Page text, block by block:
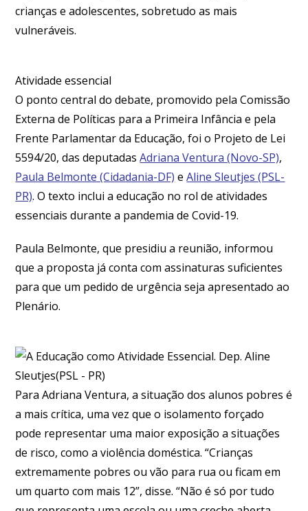
crianças e adolescentes, sobretudo as mais
vulneráveis.
Atividade essencial
O ponto central do debate, promovido pelaComissão
Externa de Políticas para a Primeira Infância e pela
Frente Parlamentarda Educação, foi o Projeto de Lei
5594/20, das deputadasAdriana Ventura (Novo-SP),
Paula Belmonte (Cidadania-DF) eAline Sleutjes (PSL-
PR). O texto inclui a educação no rol de atividades
essenciais durante a pandemia de Covid-19.
Paula Belmonte, que presidiu a reunião, informou
que a proposta já conta com assinaturas suficientes
para que um pedido de urgência seja apresentado ao
Plenário.
Para Adriana Ventura, a situação dos alunos pobres é
a mais crítica, uma vez que o isolamento forçado
pode representar uma maior exposição a situações
de risco, como a violência doméstica. “Crianças
extremamente pobres ou vão para rua ou ficam em
um quarto com mais 12”, disse. “Não é só por tudo